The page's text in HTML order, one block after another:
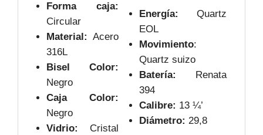
Forma caja:
Circular
Material: Acero
316L
Bisel Color:
Negro
Caja Color:
Negro
Vidrio:
Cristal
Energía:
Quartz
EOL
Movimiento:
Quartz suizo
Batería:
Renata
394
Calibre: 13 ¼’
Diámetro: 29,8